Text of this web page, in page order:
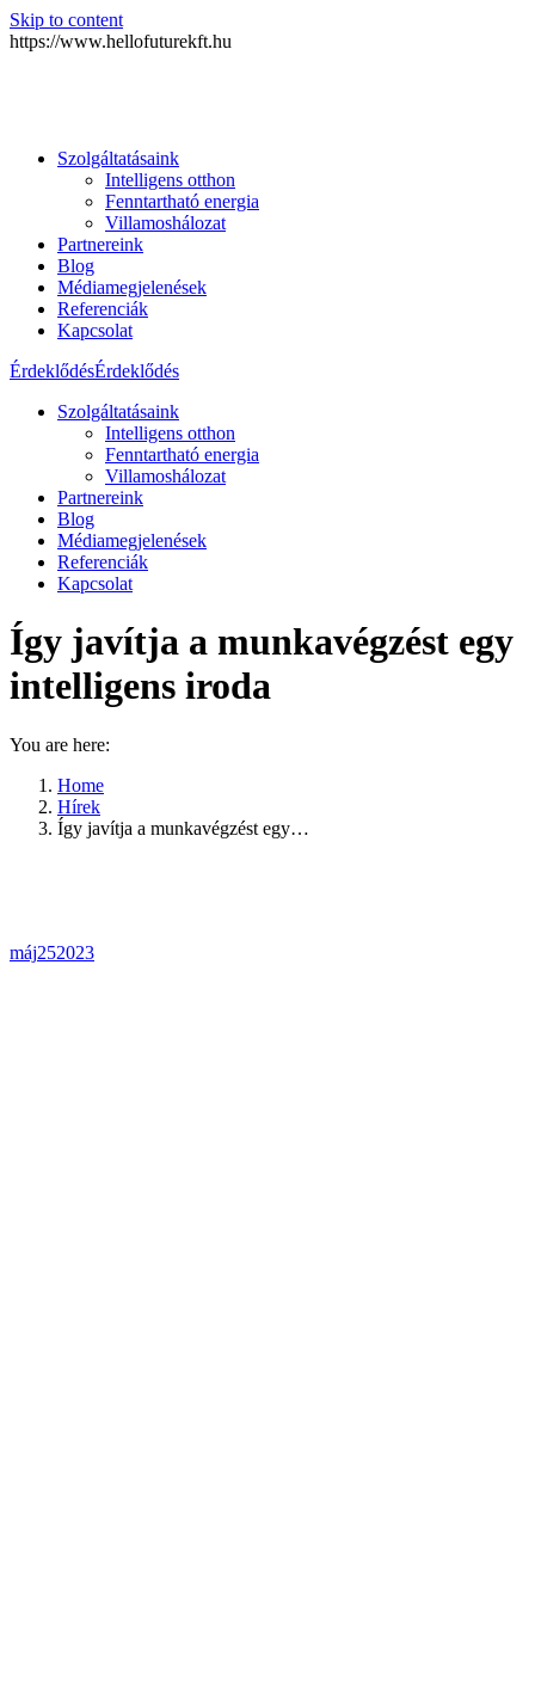
Skip to content
https://www.hellofuturekft.hu
Szolgáltatásaink
Intelligens otthon
Fenntartható energia
Villamoshálozat
Partnereink
Blog
Médiamegjelenések
Referenciák
Kapcsolat
ÉrdeklődésÉrdeklődés
Szolgáltatásaink
Intelligens otthon
Fenntartható energia
Villamoshálozat
Partnereink
Blog
Médiamegjelenések
Referenciák
Kapcsolat
Így javítja a munkavégzést egy
intelligens iroda
You are here:
Home
Hírek
Így javítja a munkavégzést egy…
máj252023